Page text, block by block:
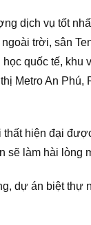
dịch vụ tốt
trời, sân
quốc tế,
Metro An
hiện đại
sẽ làm hài lòng
dự án biệt thự